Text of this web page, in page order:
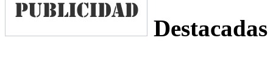
Destacadas